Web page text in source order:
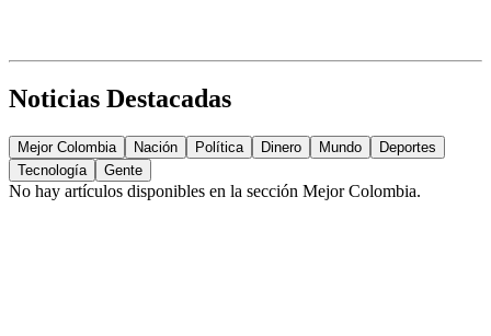
Noticias Destacadas
Mejor Colombia Nación Política Dinero Mundo
Deportes
Tecnología
Gente
No hay artículos disponibles en la sección Mejor Colombia.